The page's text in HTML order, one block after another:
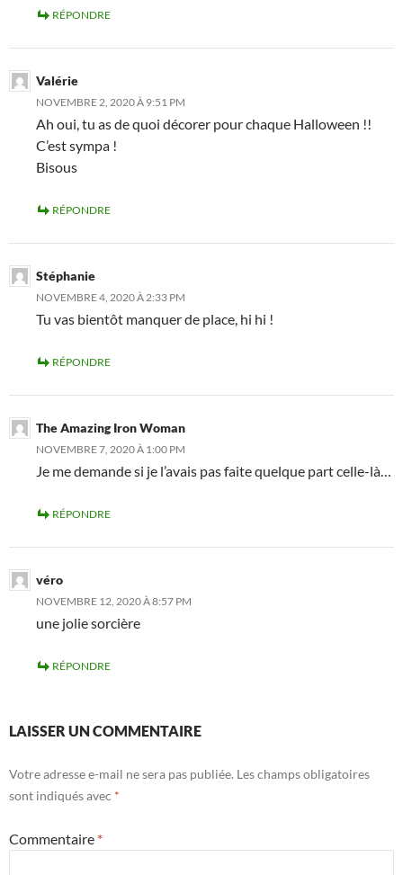
RÉPONDRE
Valérie
NOVEMBRE 2, 2020 À 9:51 PM
Ah oui, tu as de quoi décorer pour chaque Halloween !!
C’est sympa !
Bisous
RÉPONDRE
Stéphanie
NOVEMBRE 4, 2020 À 2:33 PM
Tu vas bientôt manquer de place, hi hi !
RÉPONDRE
The Amazing Iron Woman
NOVEMBRE 7, 2020 À 1:00 PM
Je me demande si je l’avais pas faite quelque part celle-là…
RÉPONDRE
véro
NOVEMBRE 12, 2020 À 8:57 PM
une jolie sorcière
RÉPONDRE
LAISSER UN COMMENTAIRE
Votre adresse e-mail ne sera pas publiée. Les champs obligatoires
sont indiqués avec *
Commentaire *